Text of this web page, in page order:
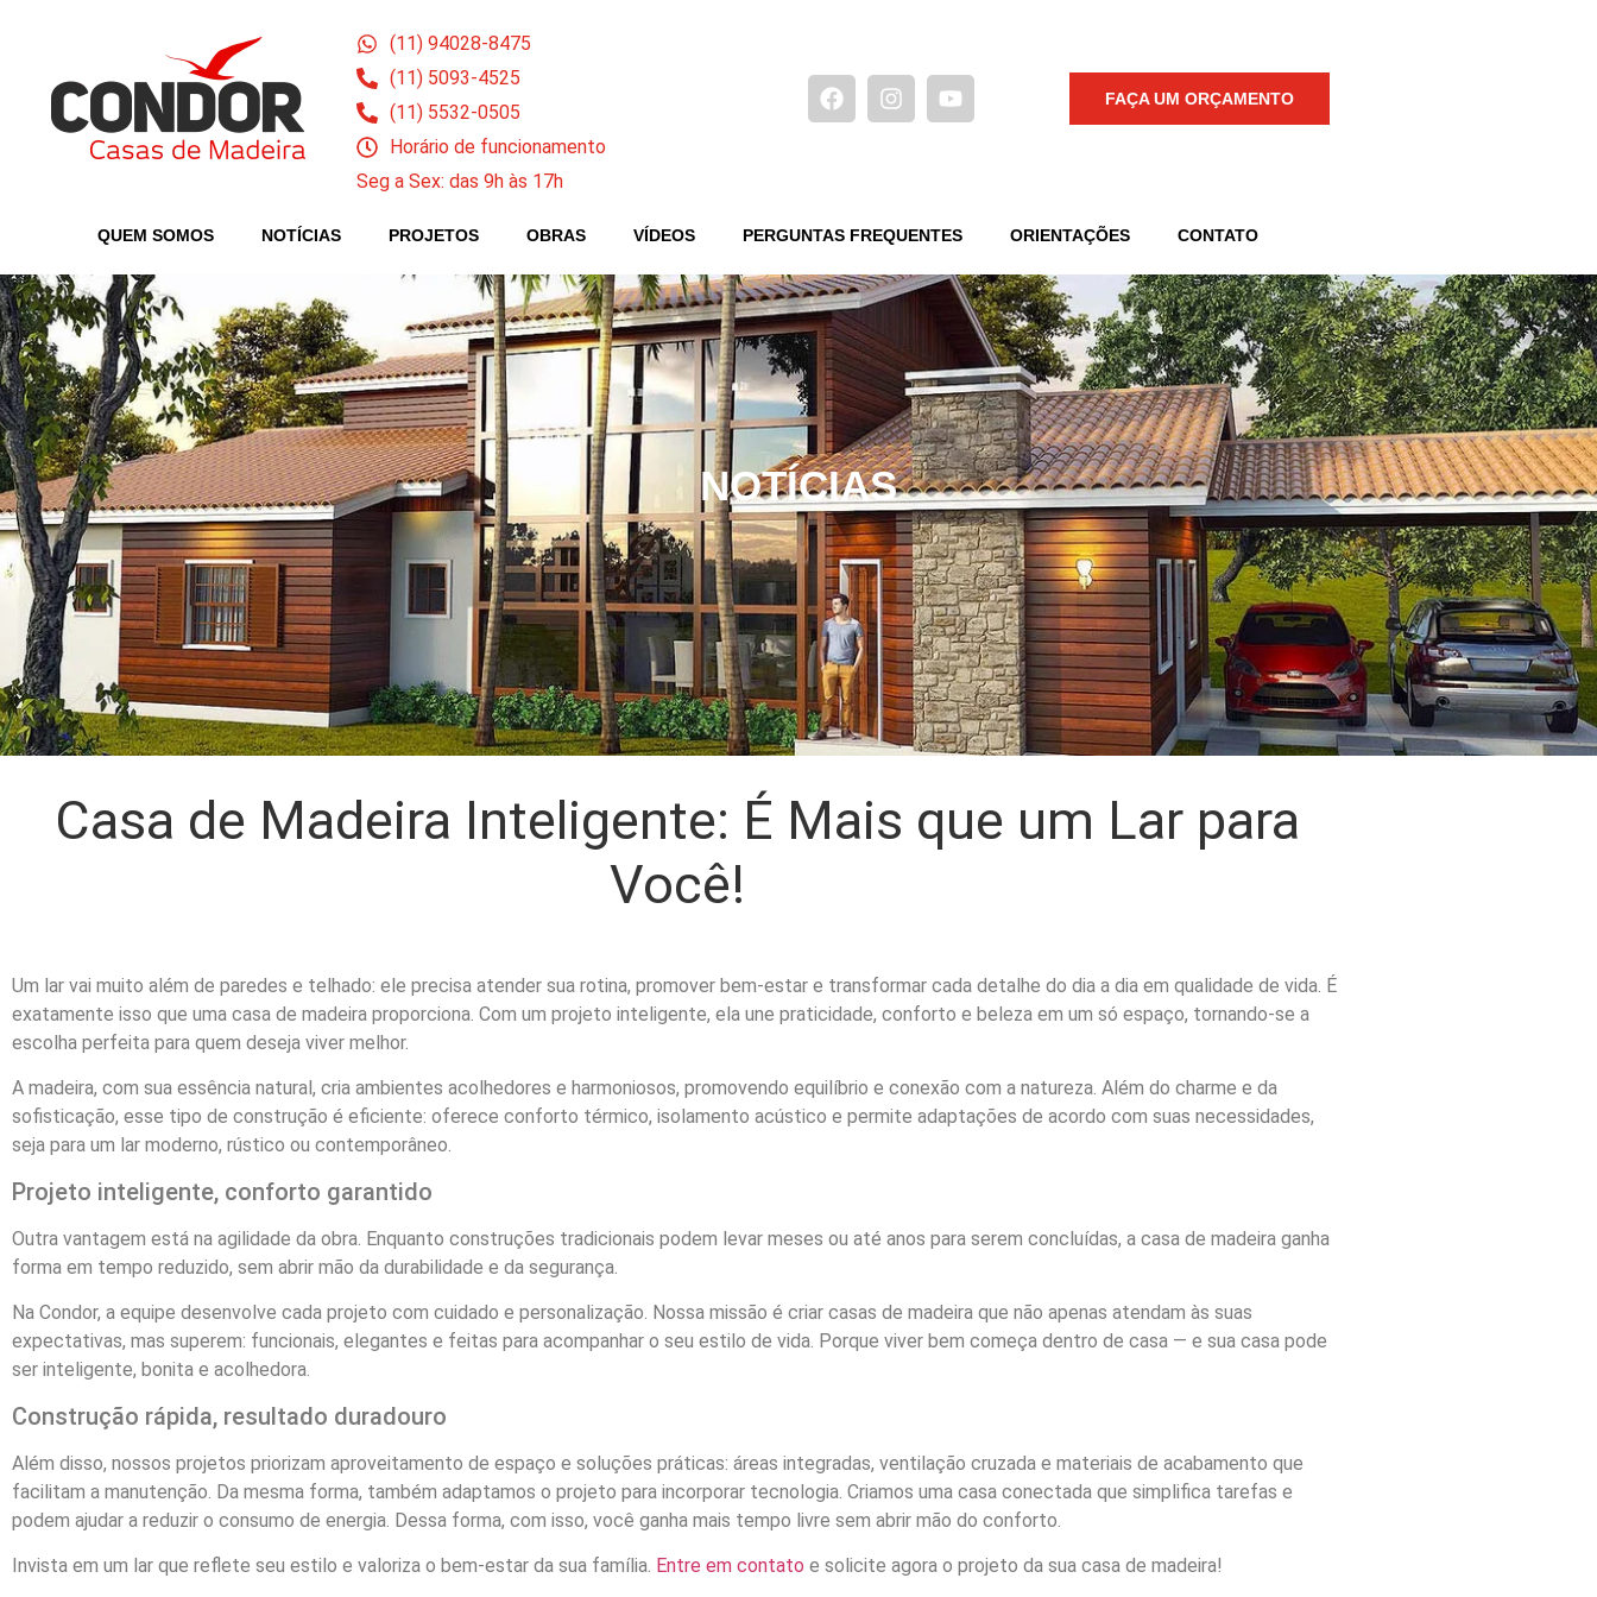
(11) 94028-8475
(11) 5093-4525
(11) 5532-0505
Horário de funcionamento
Seg a Sex: das 9h às 17h
FAÇA UM ORÇAMENTO
QUEM SOMOS NOTÍCIAS PROJETOS OBRAS VÍDEOS PERGUNTAS FREQUENTES ORIENTAÇÕES CONTATO
NOTÍCIAS
Casa de Madeira Inteligente: É Mais que um Lar para
Você!
Um lar vai muito além de paredes e telhado: ele precisa atender sua rotina, promover bem-estar e transformar cada detalhe do dia a dia em qualidade de vida. É
exatamente isso que uma casa de madeira proporciona. Com um projeto inteligente, ela une praticidade, conforto e beleza em um só espaço, tornando-se a
escolha perfeita para quem deseja viver melhor.
A madeira, com sua essência natural, cria ambientes acolhedores e harmoniosos, promovendo equilíbrio e conexão com a natureza. Além do charme e da
sofisticação, esse tipo de construção é eficiente: oferece conforto térmico, isolamento acústico e permite adaptações de acordo com suas necessidades,
seja para um lar moderno, rústico ou contemporâneo.
Projeto inteligente, conforto garantido
Outra vantagem está na agilidade da obra. Enquanto construções tradicionais podem levar meses ou até anos para serem concluídas, a casa de madeira ganha
forma em tempo reduzido, sem abrir mão da durabilidade e da segurança.
Na Condor, a equipe desenvolve cada projeto com cuidado e personalização. Nossa missão é criar casas de madeira que não apenas atendam às suas
expectativas, mas superem: funcionais, elegantes e feitas para acompanhar o seu estilo de vida. Porque viver bem começa dentro de casa — e sua casa pode
ser inteligente, bonita e acolhedora.
Construção rápida, resultado duradouro
Além disso, nossos projetos priorizam aproveitamento de espaço e soluções práticas: áreas integradas, ventilação cruzada e materiais de acabamento que
facilitam a manutenção. Da mesma forma, também adaptamos o projeto para incorporar tecnologia. Criamos uma casa conectada que simplifica tarefas e
podem ajudar a reduzir o consumo de energia. Dessa forma, com isso, você ganha mais tempo livre sem abrir mão do conforto.
Invista em um lar que reflete seu estilo e valoriza o bem-estar da sua família. Entre em contato e solicite agora o projeto da sua casa de madeira!